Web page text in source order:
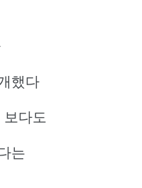
했다
보다도
는